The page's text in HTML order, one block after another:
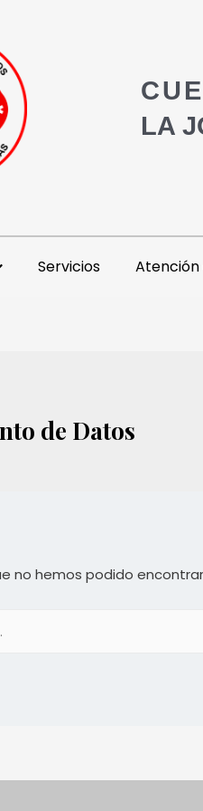
LA
Servicios Atención
de Datos
no hemos podido